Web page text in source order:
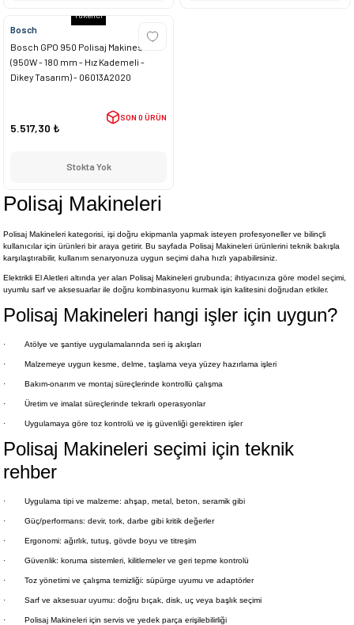
Tükendi
Bosch
Bosch GPO 950 Polisaj Makinesi
(950W - 180 mm - Hız Kademeli -
Dikey Tasarım) - 06013A2020
5.517,30 ₺
SON 0 ÜRÜN
Stokta Yok
Polisaj Makineleri
Polisaj Makineleri kategorisi, işi doğru ekipmanla yapmak isteyen profesyoneller ve bilinçli
kullanıcılar için ürünleri bir araya getirir. Bu sayfada Polisaj Makineleri ürünlerini teknik bakışla
karşılaştırabilir, kullanım senaryonuza uygun seçimi daha hızlı yapabilirsiniz.
Elektrikli El Aletleri altında yer alan Polisaj Makineleri grubunda; ihtiyacınıza göre model seçimi,
uyumlu sarf ve aksesuarlar ile doğru kombinasyonu kurmak işin kalitesini doğrudan etkiler.
Polisaj Makineleri hangi işler için uygun?
· Atölye ve şantiye uygulamalarında seri iş akışları
· Malzemeye uygun kesme, delme, taşlama veya yüzey hazırlama işleri
· Bakım-onarım ve montaj süreçlerinde kontrollü çalışma
· Üretim ve imalat süreçlerinde tekrarlı operasyonlar
· Uygulamaya göre toz kontrolü ve iş güvenliği gerektiren işler
Polisaj Makineleri seçimi için teknik
rehber
· Uygulama tipi ve malzeme: ahşap, metal, beton, seramik gibi
· Güç/performans: devir, tork, darbe gibi kritik değerler
· Ergonomi: ağırlık, tutuş, gövde boyu ve titreşim
· Güvenlik: koruma sistemleri, kilitlemeler ve geri tepme kontrolü
· Toz yönetimi ve çalışma temizliği: süpürge uyumu ve adaptörler
· Sarf ve aksesuar uyumu: doğru bıçak, disk, uç veya başlık seçimi
· Polisaj Makineleri için servis ve yedek parça erişilebilirliği